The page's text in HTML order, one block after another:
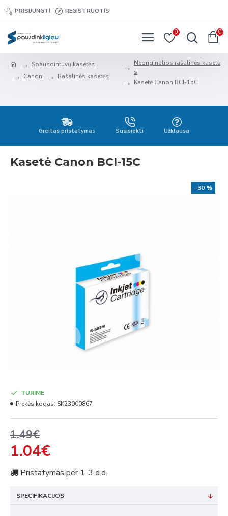
PRISIJUNGTI REGISTRUOTIS
0 0
Spausdintuvų kasetės
Canon
Rašalinės kasetės
Neoriginalios rašalinės kasetė
s
Kasetė Canon BCI-15C
Greitas pristatymas Susisiekti Užklausa
Kasetė Canon BCI-15C
-30 %
1.49€
1.04€
TURIME
Prekės kodas: SK23000867
Pristatymas per 1-3 d.d.
SPECIFIKACIJOS